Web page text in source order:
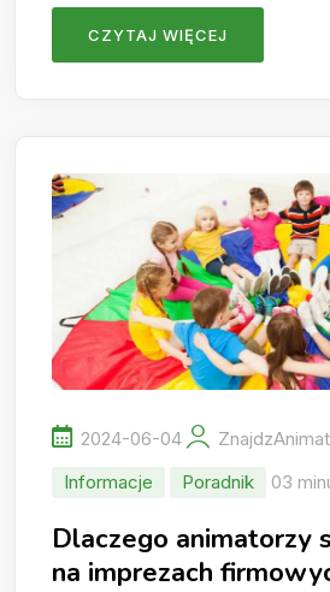
CZYTAJ WIĘCEJ
2024-06-04
Informacje
Poradnik 03
Dlaczego animatorzy
na imprezach